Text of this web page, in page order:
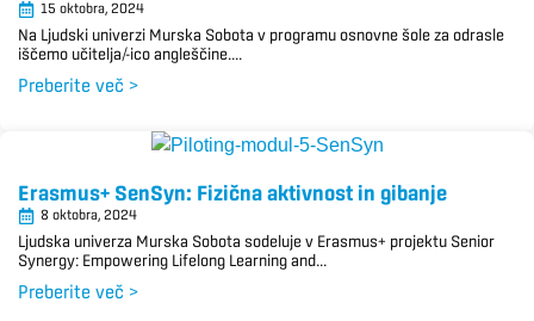
15 oktobra, 2024
Na Ljudski univerzi Murska Sobota v programu osnovne šole za odrasle
iščemo učitelja/-ico angleščine....
Preberite več >
Erasmus+ SenSyn: Fizična aktivnost in gibanje
8 oktobra, 2024
Ljudska univerza Murska Sobota sodeluje v Erasmus+ projektu Senior
Synergy: Empowering Lifelong Learning and...
Preberite več >